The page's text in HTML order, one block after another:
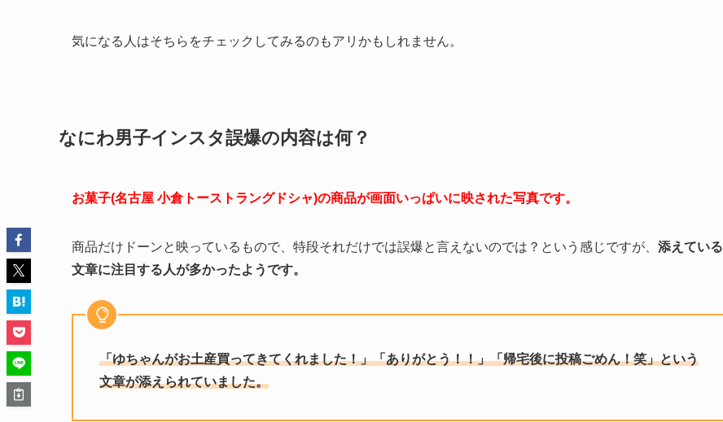
気になる人はそちらをチェックしてみるのもアリかもしれません。
なにわ男子インスタ誤爆の内容は何？
お菓子(名古屋 小倉トーストラングドシャ)の商品が画面いっぱいに映された写真です。
商品だけドーンと映っているもので、特段それだけでは誤爆と言えないのでは？という感じですが、 添えている
文章に注目する人が多かったようです。
「ゆちゃんがお土産買ってきてくれました！」「ありがとう！！」「帰宅後に投稿ごめん！笑」という
文章が添えられていました。